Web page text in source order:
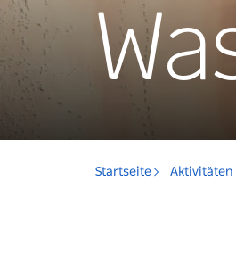
Startseite Aktivitäten